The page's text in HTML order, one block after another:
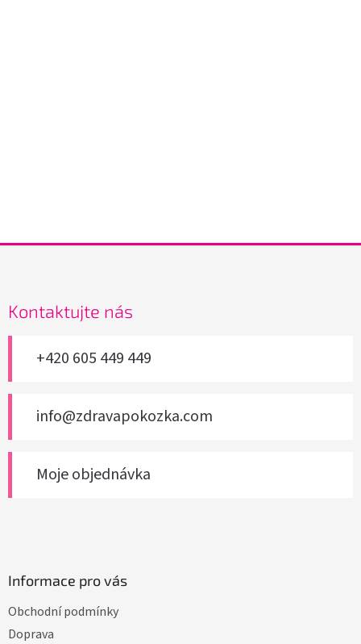
Kontaktujte nás
+420 605 449 449
info@zdravapokozka.com
Moje objednávka
Informace pro vás
Obchodní podmínky
Doprava